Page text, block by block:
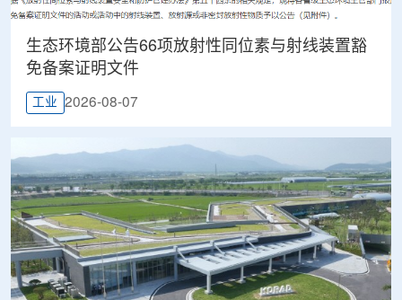
生态环境部公告66项放射性同位素与射线装置豁
免备案证明文件
工业 2026-08-07